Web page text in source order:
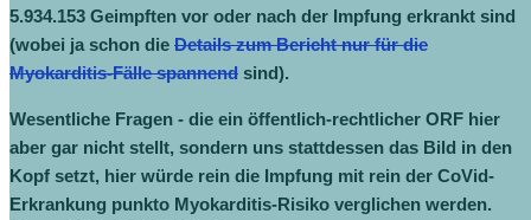
5.934.153 Geimpften vor oder nach der Impfung erkrankt sind
(wobei ja schon die Details zum Bericht nur für die
Myokarditis-Fälle spannend sind).
Wesentliche Fragen - die ein öffentlich-rechtlicher ORF hier
aber gar nicht stellt, sondern uns stattdessen das Bild in den
Kopf setzt, hier würde rein die Impfung mit rein der CoVid-
Erkrankung punkto Myokarditis-Risiko verglichen werden.